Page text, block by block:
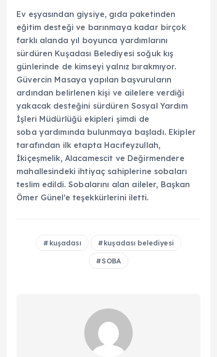
Ev eşyasından giysiye, gıda paketinden
eğitim desteği ve barınmaya kadar birçok
farklı alanda yıl boyunca yardımlarını
sürdüren Kuşadası Belediyesi soğuk kış
günlerinde de kimseyi yalnız bırakmıyor.
Güvercin Masaya yapılan başvuruların
ardından belirlenen kişi ve ailelere verdiği
yakacak desteğini sürdüren Sosyal Yardım
İşleri Müdürlüğü ekipleri şimdi de
soba yardımında bulunmaya başladı. Ekipler
tarafından ilk etapta Hacıfeyzullah,
İkiçeşmelik, Alacamescit ve Değirmendere
mahallesindeki ihtiyaç sahiplerine sobaları
teslim edildi. Sobalarını alan aileler, Başkan
Ömer Günel’e teşekkürlerini iletti.
kuşadası kuşadası belediyesi
SOBA